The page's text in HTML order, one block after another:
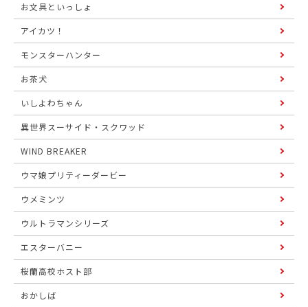
お文具といっしょ
アイカツ！
モンスターハンター
お茶犬
いしよわちゃん
異世界スーサイド・スクワッド
WIND BREAKER
ウマ娘プリティーダービー
ウメミンツ
ウルトラマンシリーズ
エスターバニー
桜蘭高校ホスト部
おかしば